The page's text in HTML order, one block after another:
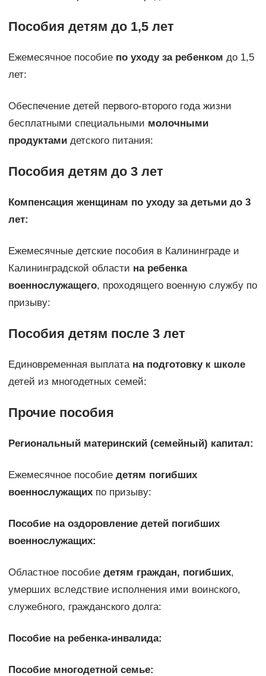
Пособия детям до 1,5 лет
Ежемесячное пособие по уходу за ребенком до 1,5
лет:
Обеспечение детей первого-второго года жизни
бесплатными специальными молочными
продуктамидетского питания:
Пособия детям до 3 лет
Компенсация женщинам по уходу за детьми до 3
лет:
Ежемесячные детские пособия в Калининграде и
Калининградской области на ребенка
военнослужащего, проходящего военную службу по
призыву:
Пособия детям после 3 лет
Единовременная выплата на подготовку к школе
детей из многодетных семей:
Прочие пособия
Региональный материнский (семейный) капитал:
Ежемесячное пособие детям погибших
военнослужащихпо призыву:
Пособие на оздоровление детей погибших
военнослужащих:
Областное пособие детям граждан, погибших,
умерших вследствие исполнения ими воинского,
служебного, гражданского долга:
Пособие на ребенка-инвалида:
Пособие многодетной семье: